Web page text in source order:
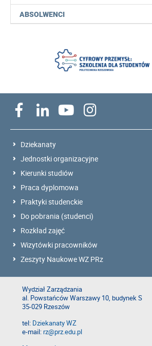
ABSOLWENCI
Dziekanaty
Jednostki organizacyjne
Kierunki studiów
Praca dyplomowa
Praktyki studenckie
Do pobrania (studenci)
Rozkład zajęć
Wizytówki pracowników
Zeszyty Naukowe WZ PRz
Wydział Zarządzania
al. Powstańców Warszawy 10, budynek S
35-029 Rzeszów
tel: Dziekanaty WZ
e-mail:rz@prz.edu.pl